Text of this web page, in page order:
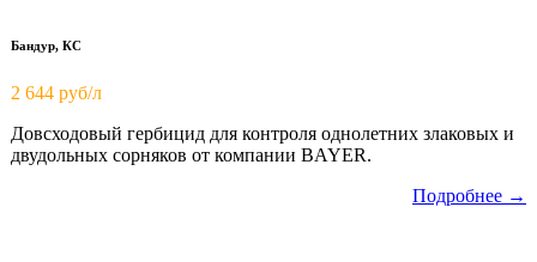
Бандур, КС
2 644 руб/л
Довсходовый гербицид для контроля однолетних злаковых и
двудольных сорняков от компании BAYER.
Подробнее →